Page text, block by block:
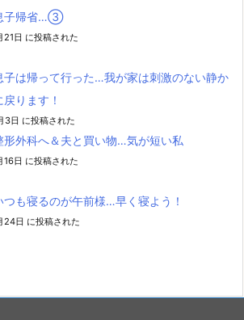
子帰省…③
日 に投稿された
子は帰って行った…我が家は刺激のない静か
ります！
3日 に投稿された
形外科へ＆夫と買い物…気が短い私
日 に投稿された
つも寝るのが午前様…早く寝よう！
日 に投稿された